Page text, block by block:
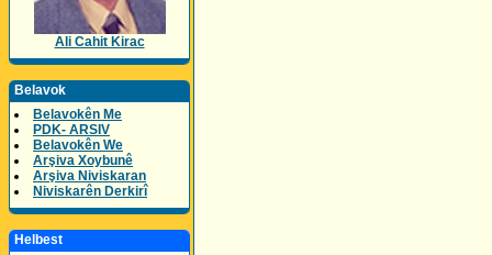
Ali Cahit Kirac
Belavok
Belavokên Me
PDK- ARSIV
Belavokên We
Arşiva Xoybunê
Arşiva Niviskaran
Niviskarên Derkirî
Helbest